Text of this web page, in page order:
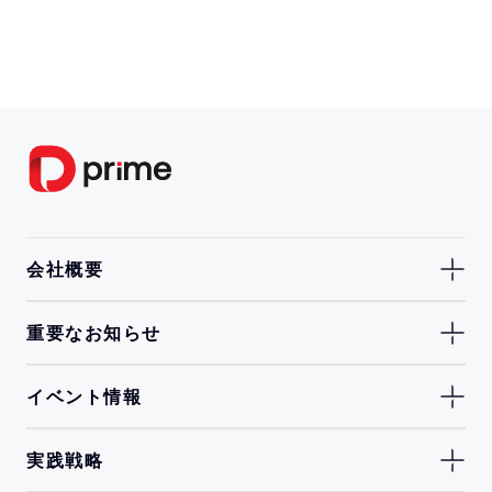
会社概要
重要なお知らせ
イベント情報
実践戦略